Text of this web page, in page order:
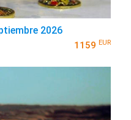
2026
1159 EUR